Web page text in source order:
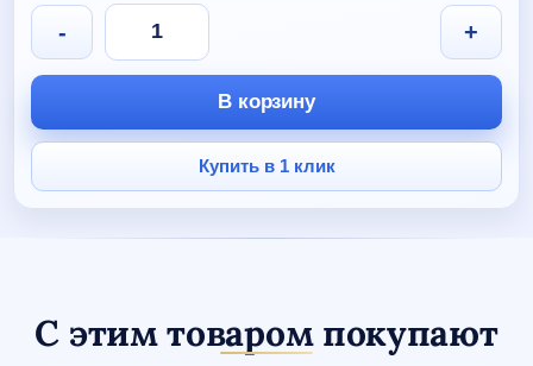
Количество
товара
Тренировочный
костюм
ЧЕРНЫЙ
детский
- +
В корзину
Купить в 1 клик
С этим товаром покупают